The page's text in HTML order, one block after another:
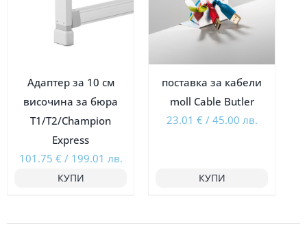
Адаптер за 10 см
височина за бюра
Т1/Т2/Champion
Express
101.75 € / 199.01 лв.
КУПИ
поставка за кабели
moll Cable Butler
23.01 € / 45.00 лв.
КУПИ